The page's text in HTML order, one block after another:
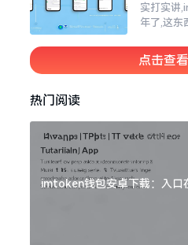
实打实讲
年了,这东
所以失败,
睹过非常
点击查
热门阅读
imtoken钱包安卓下载：入口